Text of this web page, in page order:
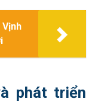
phát triển